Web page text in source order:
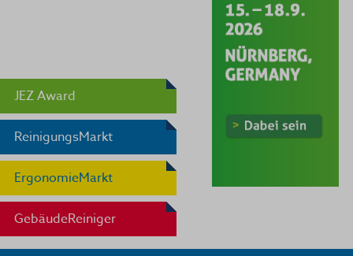
JEZ Award
ReinigungsMarkt
ErgonomieMarkt
GebäudeReiniger